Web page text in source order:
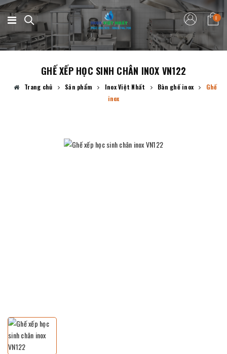
0
GHẾ XẾP HỌC SINH CHÂN INOX VN122
Trang chủ Sản phẩm Inox Việt Nhất Bàn ghế inox
Ghế
inox